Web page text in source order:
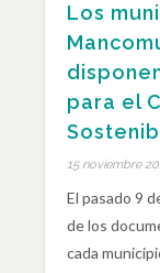
Los
para el
15 noviembre
El pasado 9
de los
cada